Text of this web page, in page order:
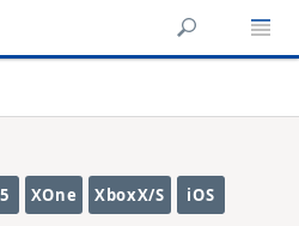
XOne XboxX/S iOS